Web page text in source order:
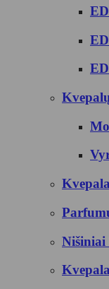
Nišiniai